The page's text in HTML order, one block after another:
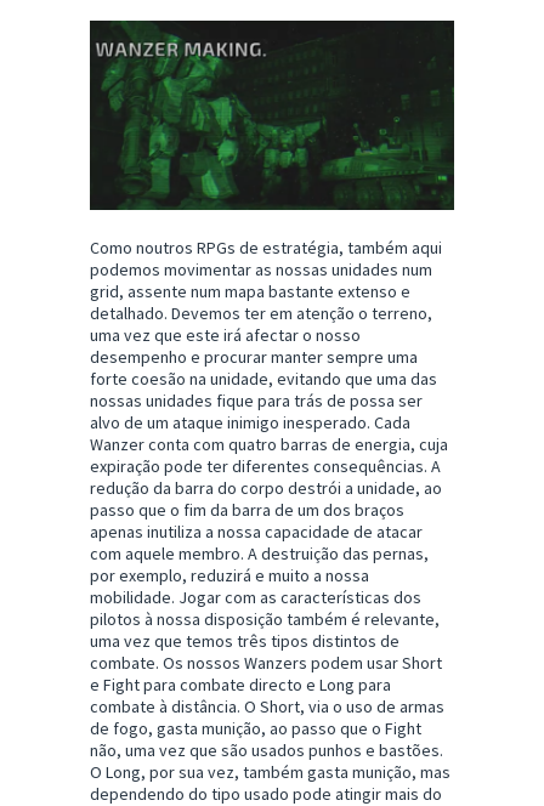
Como noutros RPGs de estratégia, também aqui
podemos movimentar as nossas unidades num
grid, assente num mapa bastante extenso e
detalhado. Devemos ter em atenção o terreno,
uma vez que este irá afectar o nosso
desempenho e procurar manter sempre uma
forte coesão na unidade, evitando que uma das
nossas unidades fique para trás de possa ser
alvo de um ataque inimigo inesperado. Cada
Wanzer conta com quatro barras de energia, cuja
expiração pode ter diferentes consequências. A
redução da barra do corpo destrói a unidade, ao
passo que o fim da barra de um dos braços
apenas inutiliza a nossa capacidade de atacar
com aquele membro. A destruição das pernas,
por exemplo, reduzirá e muito a nossa
mobilidade. Jogar com as características dos
pilotos à nossa disposição também é relevante,
uma vez que temos três tipos distintos de
combate. Os nossos Wanzers podem usar Short
e Fight para combate directo e Long para
combate à distância. O Short, via o uso de armas
de fogo, gasta munição, ao passo que o Fight
não, uma vez que são usados punhos e bastões.
O Long, por sua vez, também gasta munição, mas
dependendo do tipo usado pode atingir mais do